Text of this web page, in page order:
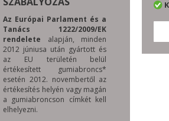
Az Európai Parlament és a
Tanács 1222/2009/EK
rendelete alapján, minden
2012 júniusa után gyártott és
az EU területén belül
értékesített gumiabroncs*
esetén 2012. novembertől az
értékesítés helyén vagy magán
a gumiabroncson címkét kell
elhelyezni.